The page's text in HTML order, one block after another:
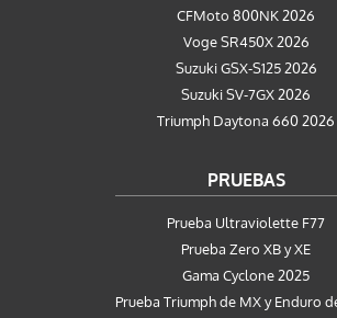
CFMoto 800NK 2026
Voge SR450X 2026
Suzuki GSX-S125 2026
Suzuki SV-7GX 2026
Triumph Daytona 660 2026
PRUEBAS
Prueba Ultraviolette F77
Prueba Zero XB y XE
Gama Cyclone 2025
Prueba Triumph de MX y Enduro